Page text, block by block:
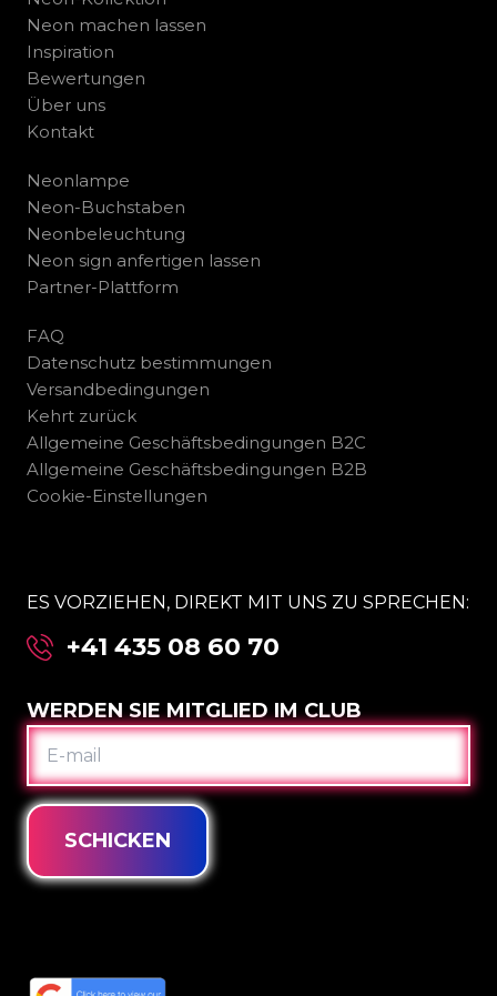
Neon machen lassen
Inspiration
Bewertungen
Über uns
Kontakt
Neonlampe
Neon-Buchstaben
Neonbeleuchtung
Neon sign anfertigen lassen
Partner-Plattform
FAQ
Datenschutz bestimmungen
Versandbedingungen
Kehrt zurück
Allgemeine Geschäftsbedingungen B2C
Allgemeine Geschäftsbedingungen B2B
Cookie-Einstellungen
ES VORZIEHEN, DIREKT MIT UNS ZU SPRECHEN:
+41 435 08 60 70
WERDEN SIE MITGLIED IM CLUB
E-
MAIL
SCHICKEN